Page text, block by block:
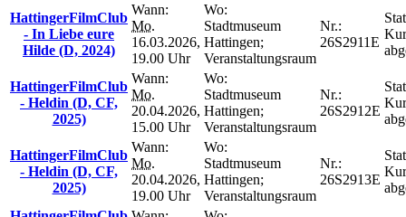
HattingerFilmClub
- In Liebe eure
Hilde (D, 2024)
Wann:
Mo.
16.03.2026,
19.00 Uhr
Wo:
Stadtmuseum
Hattingen;
Veranstaltungsraum
Nr.:
26S2911E
HattingerFilmClub
- Heldin (D, CF,
2025)
Wann:
Mo.
20.04.2026,
15.00 Uhr
Wo:
Stadtmuseum
Hattingen;
Veranstaltungsraum
Nr.:
26S2912E
HattingerFilmClub
- Heldin (D, CF,
2025)
Wann:
Mo.
20.04.2026,
19.00 Uhr
Wo:
Stadtmuseum
Hattingen;
Veranstaltungsraum
Nr.:
26S2913E